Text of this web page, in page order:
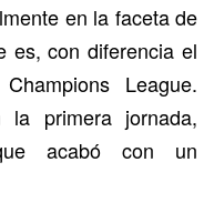
en la faceta de
es, con diferencia el
League.
primera jornada,
acabó con un